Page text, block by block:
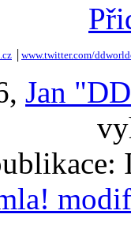
www.twitter.com/
Jan